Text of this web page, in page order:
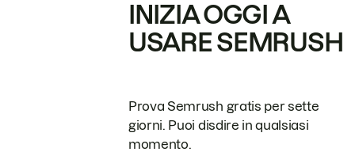
INIZIA OGGI A
USARE SEMRUSH
Prova Semrush gratis per sette
giorni. Puoi disdire in qualsiasi
momento.